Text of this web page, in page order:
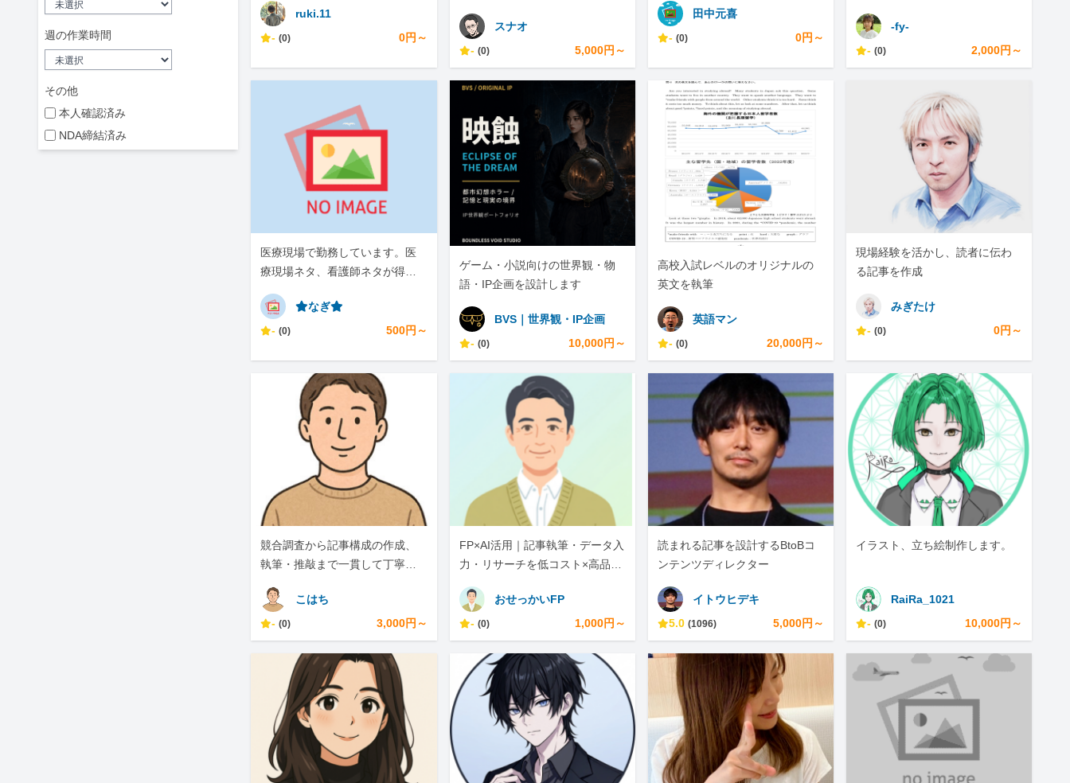
週の作業時間
その他
本人確認済み
NDA締結済み
ruki.11
- (0) 0円～
スナオ
- (0) 5,000円～
田中元喜
- (0) 0円～
-fy-
- (0) 2,000円～
医療現場で勤務しています。医
療現場ネタ、看護師ネタが得意
⭐︎なぎ⭐︎
- (0) 500円～
ゲーム・小説向けの世界観・物
語・IP企画を設計します
BVS｜世界観・IP企画
- (0) 10,000円～
高校入試レベルのオリジナルの
英文を執筆
英語マン
- (0) 20,000円～
現場経験を活かし、読者に伝わ
る記事を作成
みぎたけ
- (0) 0円～
競合調査から記事構成の作成、
執筆・推敲まで一貫して丁寧に
こはち
- (0) 3,000円～
FP×AI活用｜記事執筆・データ入
力・リサーチを低コスト×高品質
おせっかいFP
- (0) 1,000円～
読まれる記事を設計するBtoBコ
ンテンツディレクター
イトウヒデキ
5.0 (1096) 5,000円～
イラスト、立ち絵制作します。
RaiRa_1021
- (0) 10,000円～